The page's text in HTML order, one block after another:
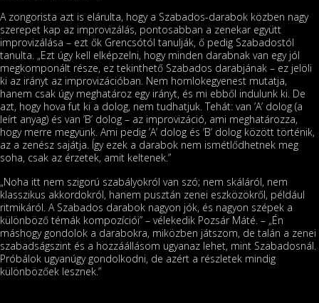
A zongorista azt is elárulta, hogy a Szabados-darabok közben nagy
szerepet kap az improvizálás, pontosabban a zenekar együtt
improvizálása – ezt ők Grencsótól tanulják, ő pedig Szabadostól
tanulta. „Ezt úgy kell elképzelni, hogy minden darabnak van egy jól
megkomponált része, ez tekinthető Szabados darabjának – ez jelöli
ki az irányt az improvizációban. Nem homlokegyenest mutatja,
hanem csak úgy meghatároz egy irányt, és mi ebből indulunk ki. De
azt, hogy hova fut ki a dolog, nem tudhatjuk. Tehát: van ’A’ dolog (a
leírt anyag) és van ’B’ dolog – az improvizáció, ami meghatározza,
hogy merre megyünk. Ami pedig ’A’ dolog és ’B’ dolog között történik,
az a zenész sajátja. Így ezek a darabok nem ismétlődhetnek meg
soha, csak az érzetek, amit keltenek.”
„Noha itt nem szigorú szabályokról van szó; nem skáláról, nem
klasszikus akkordokról, hanem pusztán zenei eszközökről, például
ritmikáról. A Szabados darabok nagyon jók, és nagyon szépek a
különböző témák kompozíciói” – vélekedik Pozsár Máté. – „Én
máshogy gondolok a darabokra, miközben játszom, de talán a zenei
szabadságszint és a hozzáállásom ugyanaz lehet, mint Szabadosnál.
Próbálok ugyanúgy gondolkodni, de azért a részletek mindig
különbözőek lesznek.”